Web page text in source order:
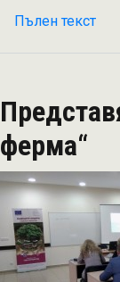
Пълен текст
–
в
ферма“